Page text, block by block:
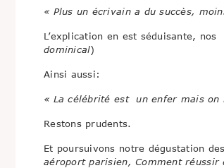
« Plus un écrivain a du succès,
L’explication en est séduisante,
dominical)
Ainsi aussi:
« La célébrité est un enfer mais on
Restons prudents.
Et poursuivons notre dégustation des
aéroport parisien, Comment réussir